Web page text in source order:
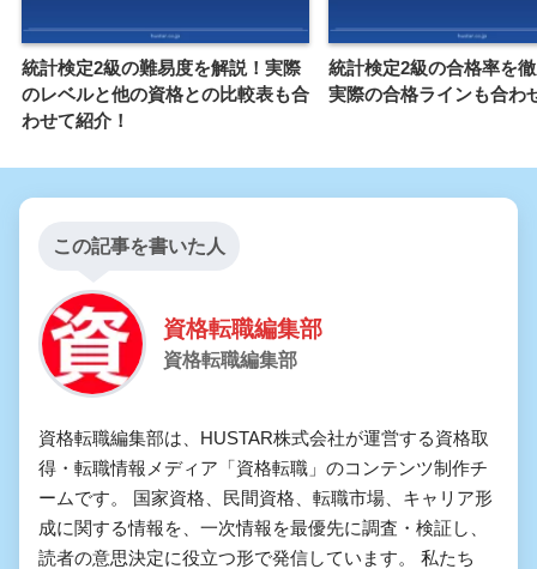
統計検定2級の難易度を解説！実際
のレベルと他の資格との比較表も合
わせて紹介！
統計検定2級の合格率を
実際の合格ラインも合わ
この記事を書いた人
資格転職編集部
資格転職編集部
資格転職編集部は、HUSTAR株式会社が運営する資格取
得・転職情報メディア「資格転職」のコンテンツ制作チ
ームです。 国家資格、民間資格、転職市場、キャリア形
成に関する情報を、一次情報を最優先に調査・検証し、
読者の意思決定に役立つ形で発信しています。 私たち